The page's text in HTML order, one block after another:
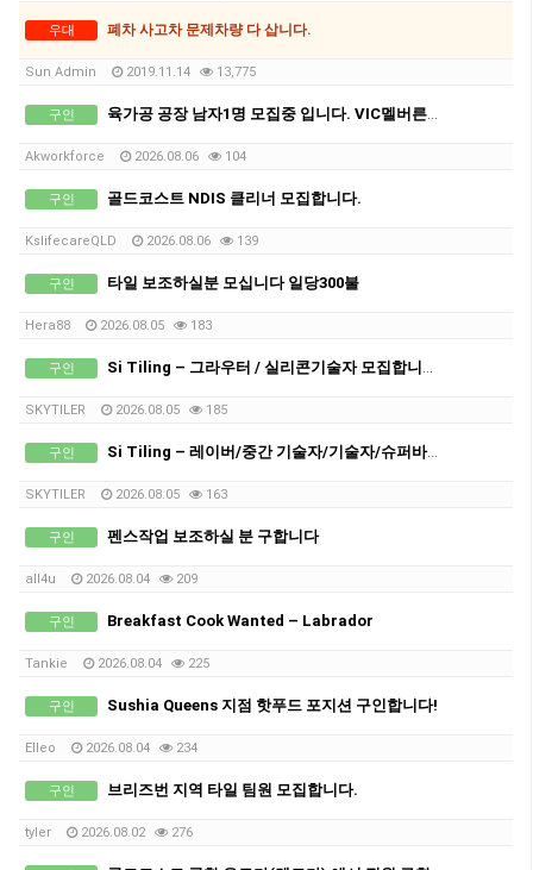
우대 폐차 사고차 문제차량 다 삽니다.
Sun Admin 2019.11.14 13,775
구인 육가공 공장 남자1명 모집중 입니다. VIC멜버른, 차로 2-2.5시간 북쪽 세컨,써드 가능지역.
Akworkforce 2026.08.06 104
구인 골드코스트 NDIS 클리너 모집합니다.
KslifecareQLD 2026.08.06 139
구인 타일 보조하실분 모십니다 일당300불
Hera88 2026.08.05 183
구인 Si Tiling – 그라우터 / 실리콘기술자 모집합니다!
SKYTILER 2026.08.05 185
구인 Si Tiling – 레이버/중간 기술자/기술자/슈퍼바이져 모집합니다!
SKYTILER 2026.08.05 163
구인 펜스작업 보조하실 분 구합니다
all4u 2026.08.04 209
구인 Breakfast Cook Wanted – Labrador
Tankie 2026.08.04 225
구인 Sushia Queens 지점 핫푸드 포지션 구인합니다!
Elleo 2026.08.04 234
구인 브리즈번 지역 타일 팀원 모집합니다.
tyIer 2026.08.02 276